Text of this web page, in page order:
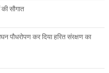
सौगात
पौधरोपण कर दिया हरित संरक्षण का